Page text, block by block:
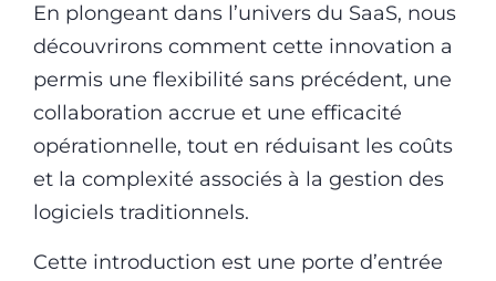
En plongeant dans l’univers du SaaS, nous
découvrirons comment cette innovation a
permis une flexibilité sans précédent, une
collaboration accrue et une efficacité
opérationnelle, tout en réduisant les coûts
et la complexité associés à la gestion des
logiciels traditionnels.
Cette introduction est une porte d’entrée